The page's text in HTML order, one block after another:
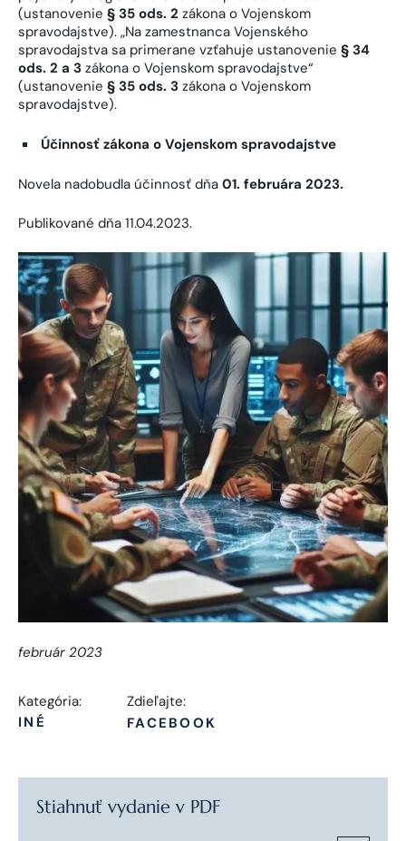
(ustanovenie § 35 ods. 2 zákona o Vojenskom
spravodajstve). „Na zamestnanca Vojenského
spravodajstva sa primerane vzťahuje ustanovenie § 34
ods. 2 a 3 zákona o Vojenskom spravodajstve“
(ustanovenie § 35 ods. 3 zákona o Vojenskom
spravodajstve).
Účinnosť zákona o Vojenskom spravodajstve
Novela nadobudla účinnosť dňa 01. februára 2023.
Publikované dňa 11.04.2023.
február 2023
Kategória:
INÉ
Zdieľajte:
FACEBOOK
Stiahnuť vydanie v PDF